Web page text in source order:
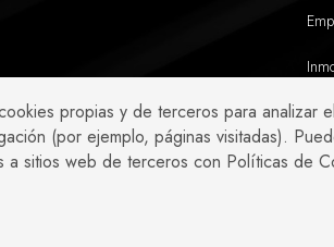
propias y de terceros para
(por ejemplo, páginas visitadas).
a sitios web de terceros con Políticas de